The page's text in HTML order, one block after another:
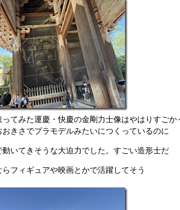
ってみた運慶・快慶の金剛力士像はやはりすごか
おきさでプラモデルみたいにつくっているのに
動いてきそうな大迫力でした。すごい造形士だ
らフィギュアや映画とかで活躍してそう